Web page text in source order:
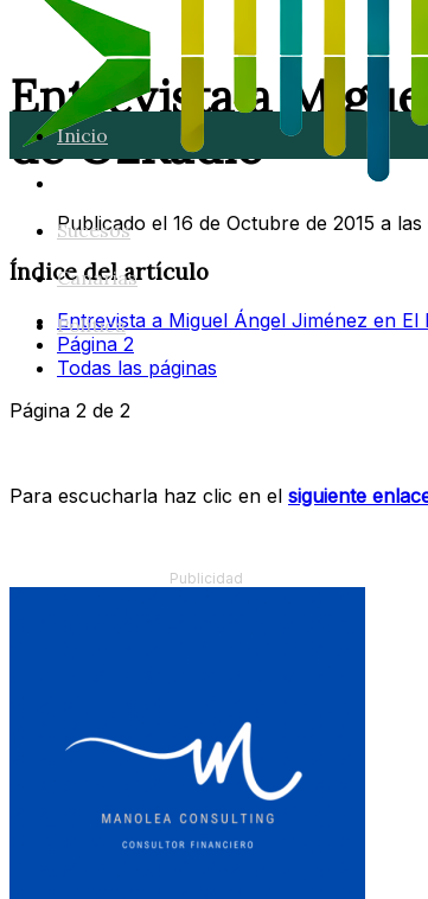
Inicio
Sucesos
Canarias
Política
Entrevista a
de O2Radio
Publicado el 16 de Octubre de 2015 a las
Índice del artículo
Entrevista a Miguel Ángel Jiménez en El
Página 2
Todas las páginas
Página 2 de 2
Para escucharla haz clic en el siguiente
Publicidad